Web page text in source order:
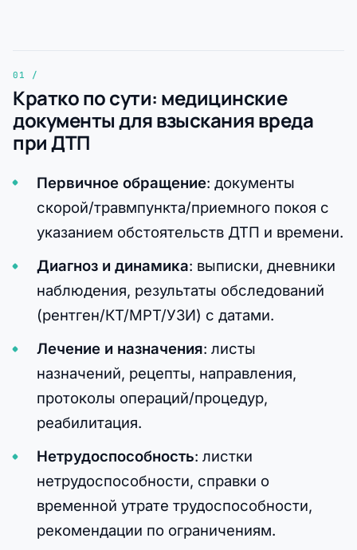
Кратко по сути: медицинские
документы для взыскания вреда
при ДТП
Первичное обращение: документы
скорой/травмпункта/приемного покоя с
указанием обстоятельств ДТП и времени.
Диагноз и динамика: выписки, дневники
наблюдения, результаты обследований
(рентген/КТ/МРТ/УЗИ) с датами.
Лечение и назначения: листы
назначений, рецепты, направления,
протоколы операций/процедур,
реабилитация.
Нетрудоспособность: листки
нетрудоспособности, справки о
временной утрате трудоспособности,
рекомендации по ограничениям.